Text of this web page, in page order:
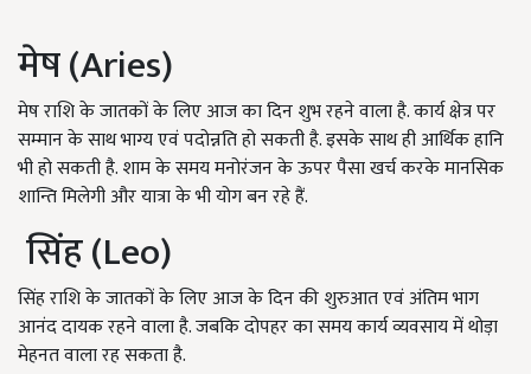
मेष (Aries)
मेष राशि के जातकों के लिए आज का दिन शुभ रहने वाला है. कार्य क्षेत्र पर
सम्मान के साथ भाग्य एवं पदोन्नति हो सकती है. इसके साथ ही आर्थिक हानि
भी हो सकती है. शाम के समय मनोरंजन के ऊपर पैसा खर्च करके मानसिक
शान्ति मिलेगी और यात्रा के भी योग बन रहे हैं.
सिंह (Leo)
सिंह राशि के जातकों के लिए आज के दिन की शुरुआत एवं अंतिम भाग
आनंद दायक रहने वाला है. जबकि दोपहर का समय कार्य व्यवसाय में थोड़ा
मेहनत वाला रह सकता है.